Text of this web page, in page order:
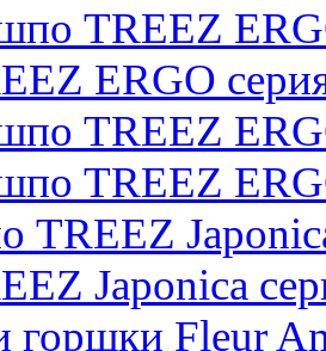
TREEZ
ERGO
TREEZ
TREEZ
TREEZ
Japonica
горшки Fleur